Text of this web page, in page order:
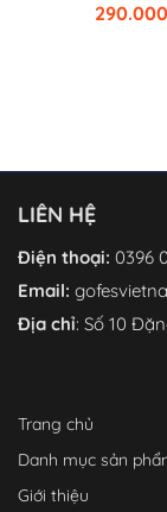
290.000
LIÊN HỆ
Điện thoại: 0396
Email:
Địa chỉ: Số 10
Trang chủ
Danh mục sản
Giới thiệu